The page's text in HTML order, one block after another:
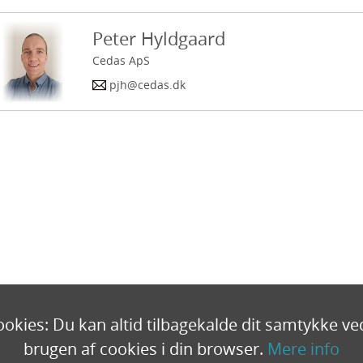
Peter Hyldgaard
Cedas ApS
pjh@cedas.dk
Du kan altid tilbagekalde dit samtykke
brugen af ​​cookies i din browser. Mere info